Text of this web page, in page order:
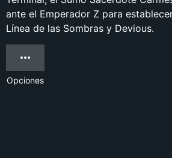
ante el Emperador Z para
Línea de las Sombras y Devious.
Opciones